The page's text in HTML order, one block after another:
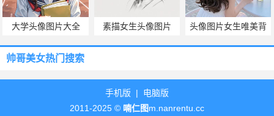
大学头像图片大全 素描女生头像图片
头像图片女生唯美背
影
帅哥美女热门搜索
手机版 | 电脑版
2011-2025 © 喃仁图m.nanrentu.cc